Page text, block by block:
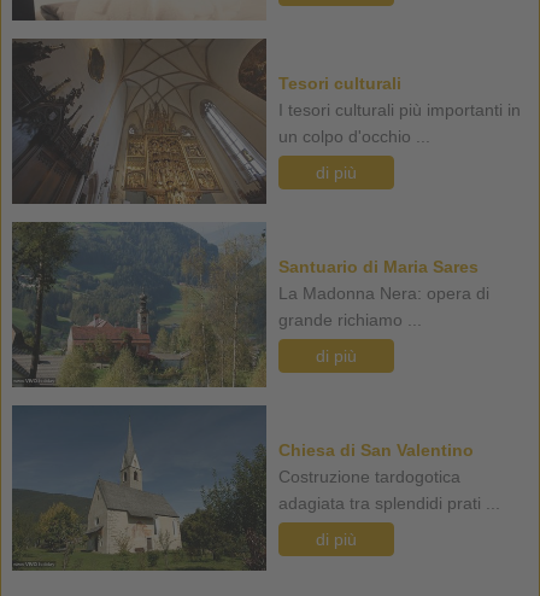
Tesori culturali
I tesori culturali più importanti in
un colpo d'occhio ...
di più
Santuario di Maria Sares
La Madonna Nera: opera di
grande richiamo ...
di più
Chiesa di San Valentino
Costruzione tardogotica
adagiata tra splendidi prati ...
di più